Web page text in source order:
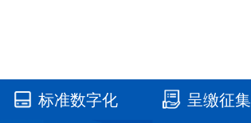
标准数字化 呈缴征集